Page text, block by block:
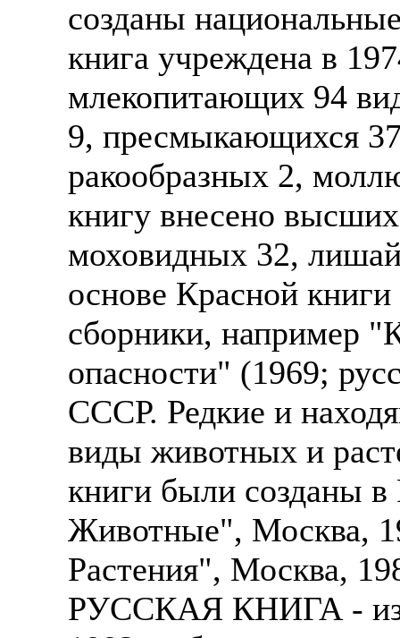
созданы
книга учреждена в
млекопитающих 94
9, пресмыкающихся
ракообразных 2,
книгу внесено
моховидных 32,
основе Красной
сборники, например
опасности" (1969;
СССР. Редкие и
виды животных и
книги были созданы
Животные", Москва,
Растения", Москва,
РУССКАЯ КНИГА -